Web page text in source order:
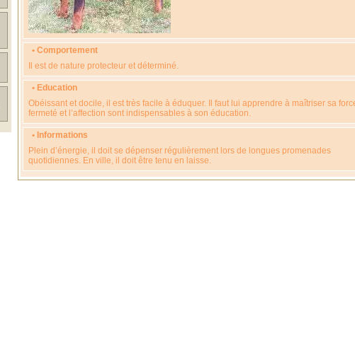
• Comportement
Il est de nature protecteur et déterminé.
• Education
Obéissant et docile, il est très facile à éduquer. Il faut lui apprendre à maîtriser sa
fermeté et l’affection sont indispensables à son éducation.
• Informations
Plein d’énergie, il doit se dépenser régulièrement lors de longues promenades
quotidiennes. En ville, il doit être tenu en laisse.